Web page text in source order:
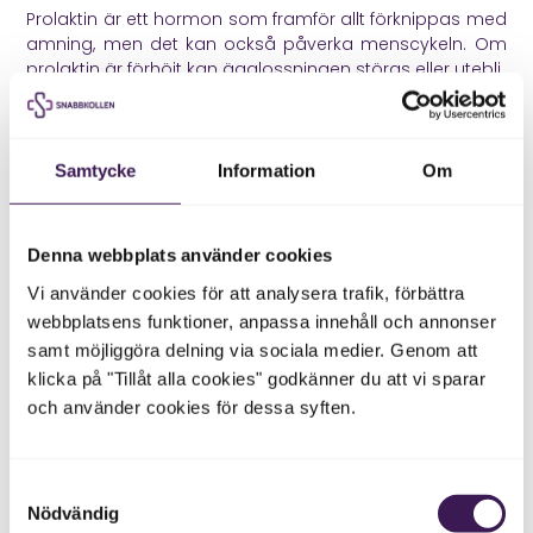
Samtycke Information Om
Denna webbplats använder cookies
Vi använder cookies för att analysera trafik, förbättra
webbplatsens funktioner, anpassa innehåll och annonser
samt möjliggöra delning via sociala medier. Genom att
klicka på "Tillåt alla cookies" godkänner du att vi sparar
och använder cookies för dessa syften.
Nödvändig
Prolaktin är ett hormon som framför allt förknippas med
amning, men det kan också påverka menscykeln. Om
prolaktin är förhöjt kan ägglossningen störas eller utebli.
Högt prolaktin kan bero på amning, stress, vissa
hypofysen. Ibland behöver ett avvikande prov tas om,
eftersom prolaktin kan påverkas av provtagningstillfället
och kroppens stressnivå.
I underlaget beskrivs att höga nivåer av prolaktin kan
gravid.
Stress, vikt och hård träning
Kroppen behöver känna att det finns tillräckligt med
signalerna mellan hjärnan och äggstockarna.